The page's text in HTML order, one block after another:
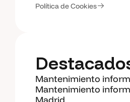
Política de Cookies
Mantenimiento
Mantenimiento
Madrid